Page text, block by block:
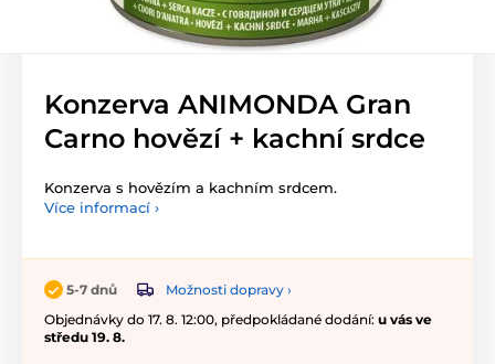
Konzerva ANIMONDA Gran
Carno hovězí + kachní srdce
Konzerva s hovězím a kachním srdcem.
Více informací ›
5-7 dnů
Možnosti dopravy ›
Objednávky do 17. 8. 12:00, předpokládané dodání: u vás ve
středu 19. 8.